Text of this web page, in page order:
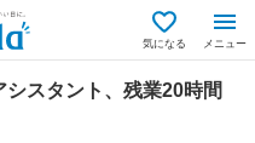
気になる メニュー
スタント、残業20時間